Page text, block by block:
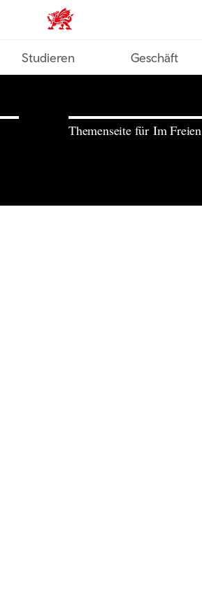
Wales home
Studieren Geschäft
Themenseite für Im Freien